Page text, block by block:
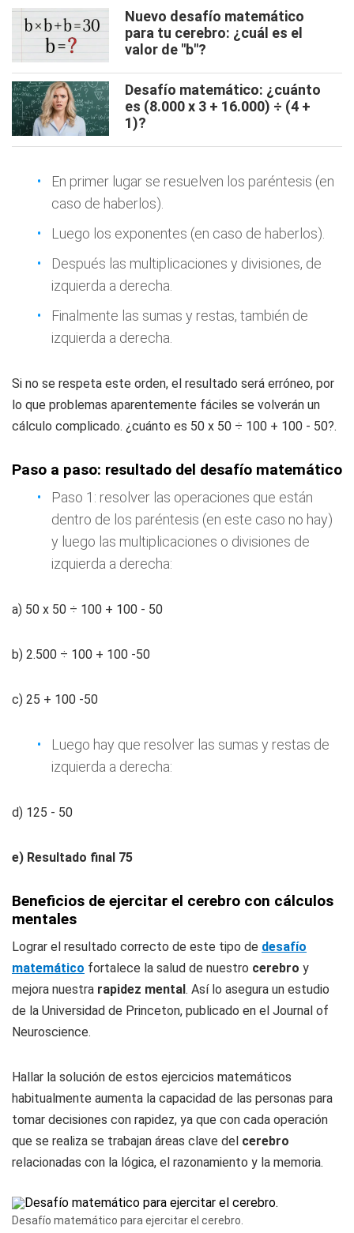
Nuevo desafío matemático
para tu cerebro: ¿cuál es el
valor de "b"?
Desafío matemático: ¿cuánto
es (8.000 x 3 + 16.000) ÷ (4 +
1)?
En primer lugar se resuelven los paréntesis (en
caso de haberlos).
Luego los exponentes (en caso de haberlos).
Después las multiplicaciones y divisiones, de
izquierda a derecha.
Finalmente las sumas y restas, también de
izquierda a derecha.
Si no se respeta este orden, el resultado será erróneo, por
lo que problemas aparentemente fáciles se volverán un
cálculo complicado. ¿cuánto es 50 x 50 ÷ 100 + 100 - 50?.
Paso a paso: resultado del desafío matemático
Paso 1: resolver las operaciones que están
dentro de los paréntesis (en este caso no hay)
y luego las multiplicaciones o divisiones de
izquierda a derecha:
a) 50 x 50 ÷ 100 + 100 - 50
b) 2.500 ÷ 100 + 100 -50
c) 25 + 100 -50
Luego hay que resolver las sumas y restas de
izquierda a derecha:
d) 125 - 50
e) Resultado final 75
Beneficios de ejercitar el cerebro con cálculos
mentales
Lograr el resultado correcto de este tipo de desafío
matemático fortalece la salud de nuestro cerebro y
mejora nuestra rapidez mental. Así lo asegura un estudio
de la Universidad de Princeton, publicado en el Journal of
Neuroscience.
Hallar la solución de estos ejercicios matemáticos
habitualmente aumenta la capacidad de las personas para
tomar decisiones con rapidez, ya que con cada operación
que se realiza se trabajan áreas clave del cerebro
relacionadas con la lógica, el razonamiento y la memoria.
Desafío matemático para ejercitar el cerebro.